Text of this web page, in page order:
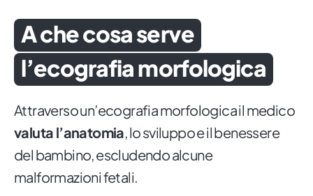
A che cosa serve
l’ecografia morfologica
Attraverso un’ecografia morfologica il medico
valuta l’anatomia, lo sviluppo e il benessere
del bambino, escludendo alcune
malformazioni fetali.